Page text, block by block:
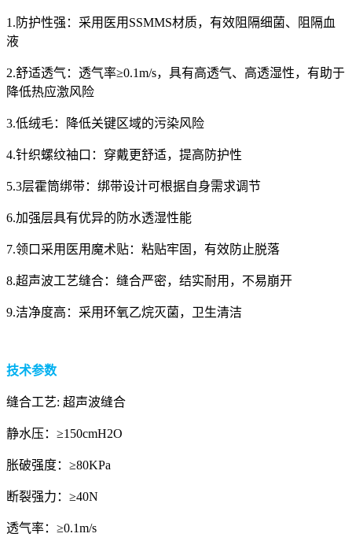
1.防护性强：采用医用SSMMS材质，有效阻隔细菌、阻隔血
液
2.舒适透气：透气率≥0.1m/s，具有高透气、高透湿性，有助于
降低热应激风险
3.低绒毛：降低关键区域的污染风险
4.针织螺纹袖口：穿戴更舒适，提高防护性
5.3层霍筒绑带：绑带设计可根据自身需求调节
6.加强层具有优异的防水透湿性能
7.领口采用医用魔术贴：粘贴牢固，有效防止脱落
8.超声波工艺缝合：缝合严密，结实耐用，不易崩开
9.洁净度高：采用环氧乙烷灭菌，卫生清洁
技术参数
缝合工艺: 超声波缝合
静水压：≥150cmH2O
胀破强度：≥80KPa
断裂强力：≥40N
透气率：≥0.1m/s